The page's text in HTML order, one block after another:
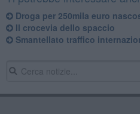
Droga per 250mila euro
Il crocevia dello spaccio
​Smantellato traffico